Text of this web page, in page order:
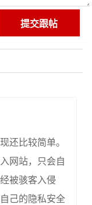
还比较简单。
网站，只会自
被骇客入侵
己的隐私安全